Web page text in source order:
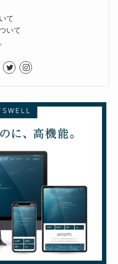
て
いて